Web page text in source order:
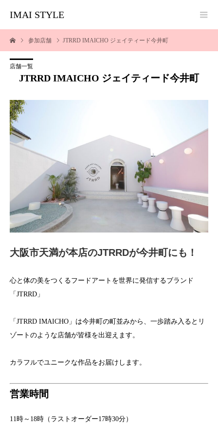
IMAI STYLE
参加店舗 JTRRD IMAICHO ジェイティード今井町
店舗一覧
JTRRD IMAICHO ジェイティード今井町
大阪市天満が本店のJTRRDが今井町にも！
心と体の美をつくるフードアートを世界に発信するブランド
「JTRRD」
「JTRRD IMAICHO」は今井町の町並みから、一歩踏み入るとリ
ゾートのような店舗が皆様を出迎えます。
カラフルでユニークな作品をお届けします。
営業時間
11時～18時（ラストオーダー17時30分）